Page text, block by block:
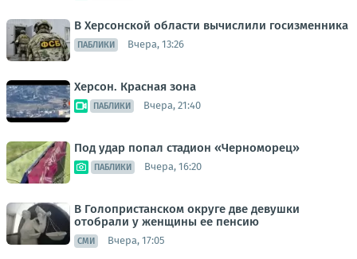
В Херсонской области вычислили госизменника
ПАБЛИКИ Вчера, 13:26
Херсон. Красная зона
ПАБЛИКИ Вчера, 21:40
Под удар попал стадион «Черноморец»
ПАБЛИКИ Вчера, 16:20
В Голопристанском округе две девушки
отобрали у женщины ее пенсию
СМИ Вчера, 17:05